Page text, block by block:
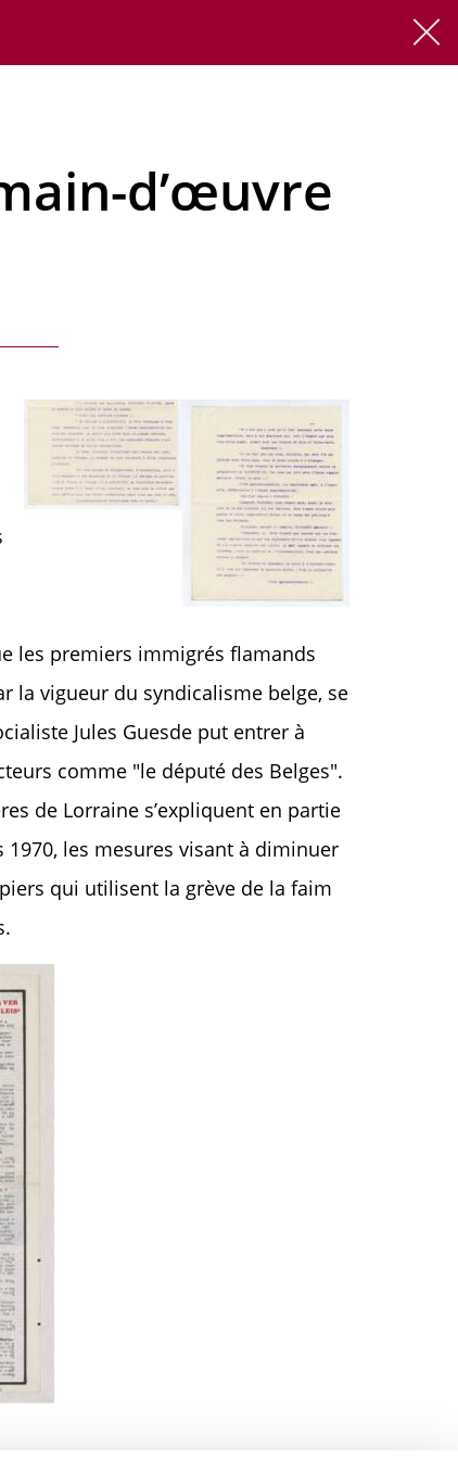
d’œuvre
les premiers immigrés flamands
la vigueur du syndicalisme belge, se
Jules Guesde put entrer à
comme "le député des Belges".
de Lorraine s’expliquent en partie
les mesures visant à diminuer
qui utilisent la grève de la faim